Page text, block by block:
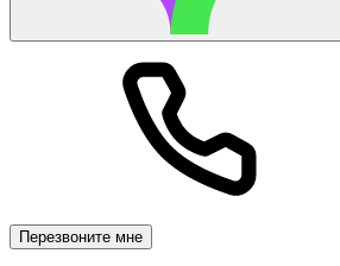
Перезвоните мне